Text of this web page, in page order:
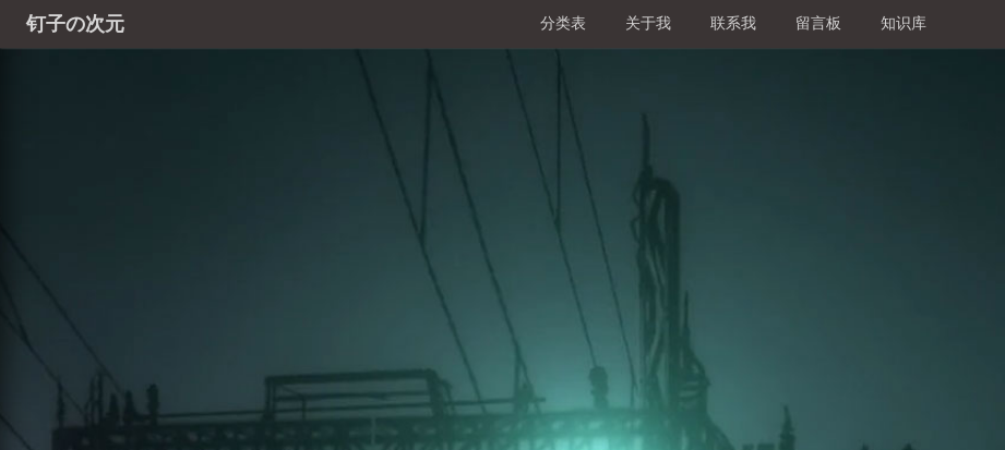
钉子の次元 分类表 关于我 联系我 留言板 知识库